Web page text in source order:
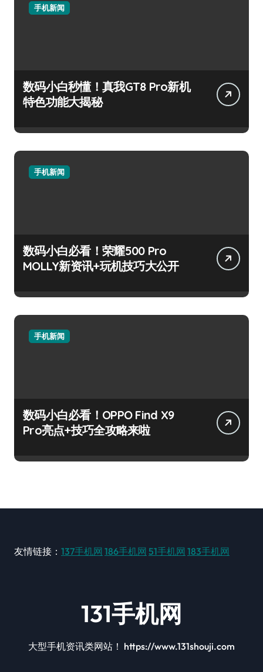
手机新闻
数码小白秒懂！真我GT8 Pro新机
特色功能大揭秘
手机新闻
数码小白必看！荣耀500 Pro
MOLLY新资讯+玩机技巧大公开
手机新闻
数码小白必看！OPPO Find X9
Pro亮点+技巧全攻略来啦
友情链接： 137手机网 186手机网 51手机网 183手机网
131手机网
大型手机资讯类网站！ https://www.131shouji.com